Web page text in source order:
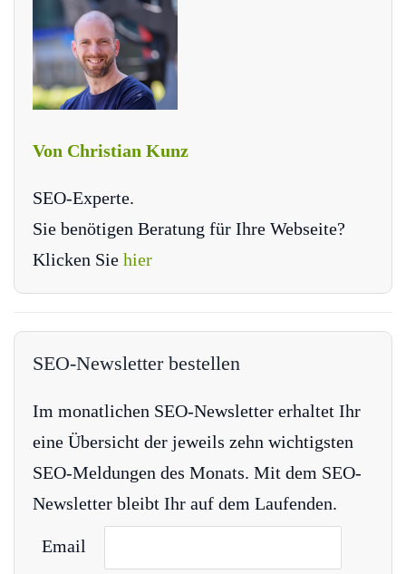
Von Christian Kunz
SEO-Experte.
Sie benötigen Beratung für Ihre Webseite?
Klicken Sie hier
SEO-Newsletter bestellen
Im monatlichen SEO-Newsletter erhaltet Ihr
eine Übersicht der jeweils zehn wichtigsten
SEO-Meldungen des Monats. Mit dem SEO-
Newsletter bleibt Ihr auf dem Laufenden.
Email